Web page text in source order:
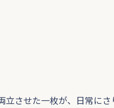
させた一枚が、日常に